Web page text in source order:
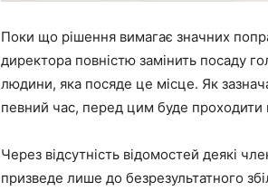
Поки що рішення вимагає значних
директора повністю замінить посаду
людини, яка посяде це місце. Як
певний час, перед цим буде проходити
Через відсутність відомостей деякі
призведе лише до безрезультатного